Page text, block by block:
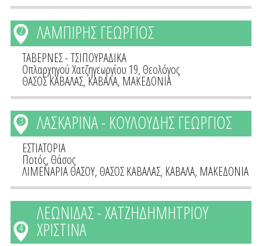
ΛΑΜΠΙΡΗΣ ΓΕΩΡΓΙΟΣ
2
ΤΑΒΕΡΝΕΣ - ΤΣΙΠΟΥΡΑΔΙΚΑ
Οπλαρχηγού Χατζηγεωργίου 19, Θεολόγος
ΘΑΣΟΣ ΚΑΒΑΛΑΣ,ΚΑΒΑΛΑ, ΜΑΚΕΔΟΝΙΑ
ΛΑΣΚΑΡΙΝΑ - ΚΟΥΛΟΥΔΗΣ ΓΕΩΡΓΙΟΣ
3
ΕΣΤΙΑΤΟΡΙΑ
Ποτός, Θάσος
ΛΙΜΕΝΑΡΙΑ ΘΑΣΟΥ, ΘΑΣΟΣ ΚΑΒΑΛΑΣ, ΚΑΒΑΛΑ, ΜΑΚΕΔΟΝΙΑ
ΛΕΩΝΙΔΑΣ - ΧΑΤΖΗΔΗΜΗΤΡΙΟΥ
ΧΡΙΣΤΙΝΑ
4